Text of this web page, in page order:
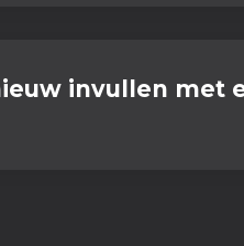
invullen met